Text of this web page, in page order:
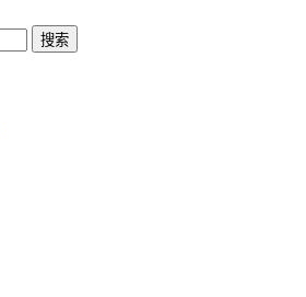
搜索